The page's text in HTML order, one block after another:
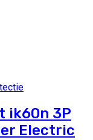
ik60n 3P
Electric